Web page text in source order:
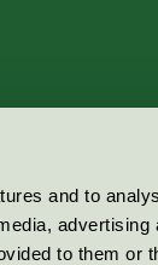
and to
advertising
to them or